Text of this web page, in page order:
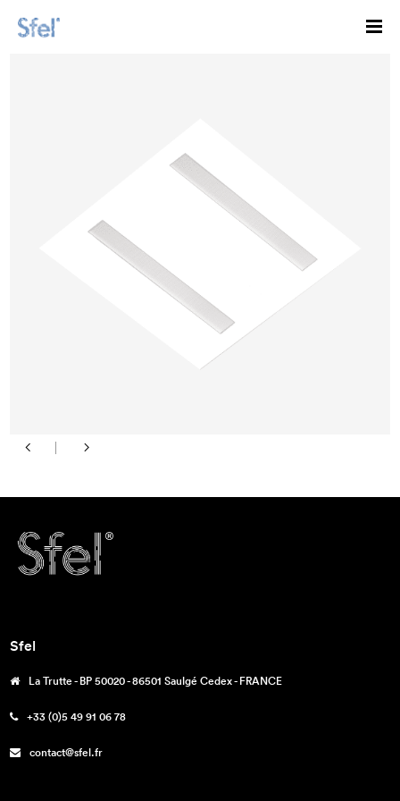
Sfel
La Trutte - BP 50020 - 86501 Saulgé Cedex - FRANCE
+33 (0)5 49 91 06 78
contact@sfel.fr